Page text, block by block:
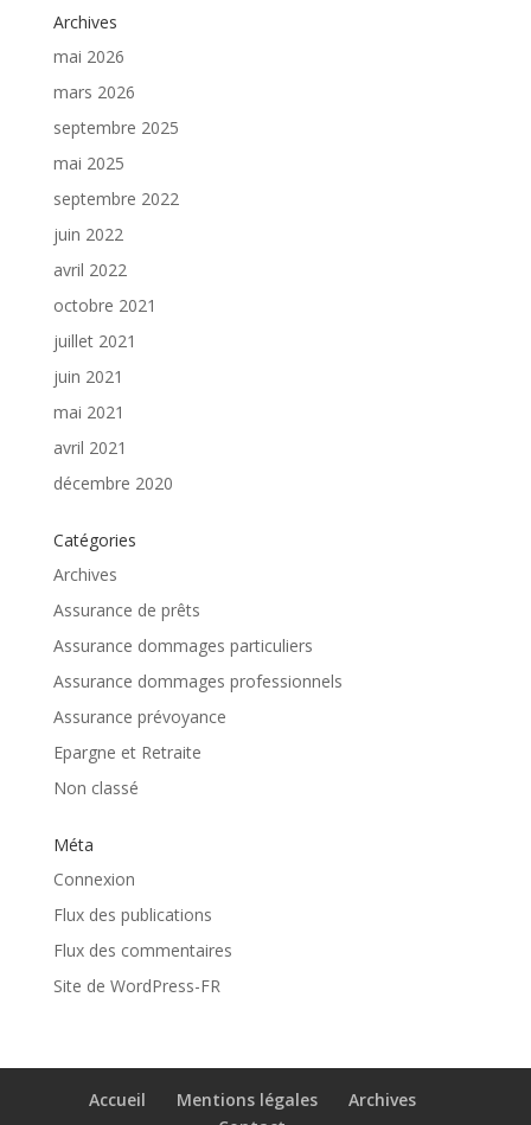
Archives
mai 2026
mars 2026
septembre 2025
mai 2025
septembre 2022
juin 2022
avril 2022
octobre 2021
juillet 2021
juin 2021
mai 2021
avril 2021
décembre 2020
Catégories
Archives
Assurance de prêts
Assurance dommages particuliers
Assurance dommages professionnels
Assurance prévoyance
Epargne et Retraite
Non classé
Méta
Connexion
Flux des publications
Flux des commentaires
Site de WordPress-FR
Accueil Mentions légales
Archives